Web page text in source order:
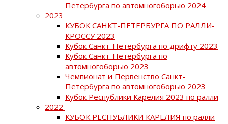
Петербурга по автомногоборью 2024
2023
КУБОК САНКТ-ПЕТЕРБУРГА ПО РАЛЛИ-
КРОССУ 2023
Кубок Санкт-Петербурга по дрифту 2023
Кубок Санкт-Петербурга по
автомногоборью 2023
Чемпионат и Первенство Санкт-
Петербурга по автомногоборью 2023
Кубок Республики Карелия 2023 по ралли
2022
КУБОК РЕСПУБЛИКИ КАРЕЛИЯ по ралли